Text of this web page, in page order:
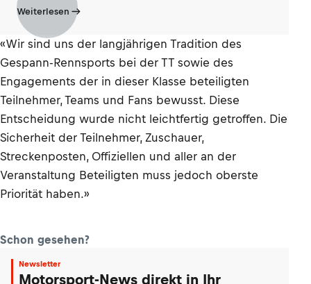
Weiterlesen
«Wir sind uns der langjährigen Tradition des
Gespann-Rennsports bei der TT sowie des
Engagements der in dieser Klasse beteiligten
Teilnehmer, Teams und Fans bewusst. Diese
Entscheidung wurde nicht leichtfertig getroffen. Die
Sicherheit der Teilnehmer, Zuschauer,
Streckenposten, Offiziellen und aller an der
Veranstaltung Beteiligten muss jedoch oberste
Priorität haben.»
Schon gesehen?
Newsletter
Motorsport-News direkt in Ihr